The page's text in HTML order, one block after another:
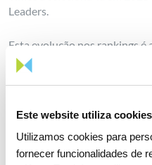
Este website utiliza cookies
Utilizamos cookies para
fornecer funcionalidades de
Leaders.
Esta evolução nos rankings
estratégico da REN com as
sociais e de governance
no compromisso com a
transição energética